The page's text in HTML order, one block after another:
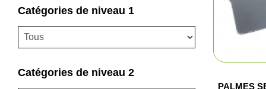
Bagagerie
Catégories de niveau 1
Catégories de niveau 2
PALMES